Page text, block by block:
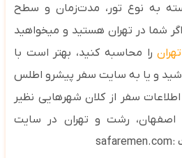
به نوع تور، مدت‌زمان و سطح
شما در تهران هستید و میخواهید
را محاسبه کنید، بهتر است با
و یا به سایت سفر پیشرو اطلس
سفر از کلان شهرهایی نظیر
اصفهان، رشت و تهران در سایت
safaremen.com